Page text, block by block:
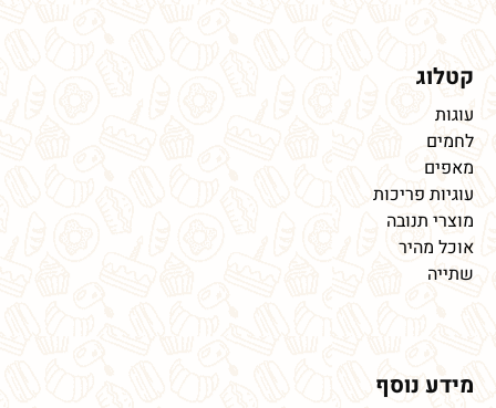
קטלוג
עוגות
לחמים
מאפים
עוגיות פריכות
מוצרי תנובה
אוכל מהיר
שתייה
מידע נוסף